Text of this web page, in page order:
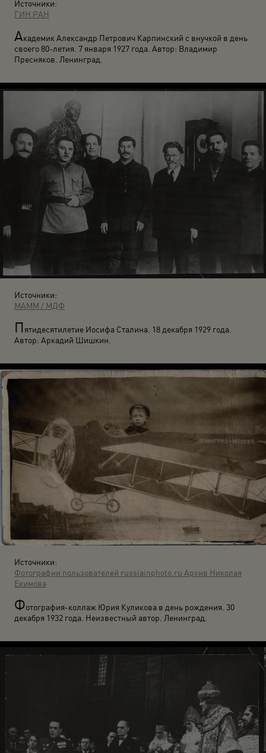
Источники:
ГИН РАН
Академик Александр Петрович Карпинский с внучкой в день
своего 80-летия. 7 января 1927 года. Автор: Владимир
Пресняков. Ленинград.
Источники:
МАММ / МДФ
Пятидесятилетие Иосифа Сталина. 18 декабря 1929 года.
Автор: Аркадий Шишкин.
Источники:
Фотографии пользователей russiainphoto.ru Архив Николая
Екимова
Фотография-коллаж Юрия Куликова в день рождения. 30
декабря 1932 года. Неизвестный автор. Ленинград.